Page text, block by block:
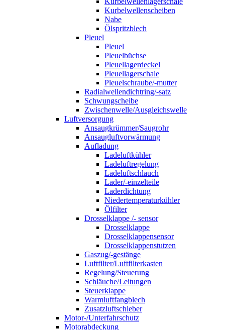
Kurbelwellenscheiben
Nabe
Ölspritzblech
Pleuel
Pleuel
Pleuelbüchse
Pleuellagerdeckel
Pleuellagerschale
Pleuelschraube/-mutter
Radialwellendichtring/-satz
Schwungscheibe
Zwischenwelle/Ausgleichswelle
Luftversorgung
Ansaugkrümmer/Saugrohr
Ansaugluftvorwärmung
Aufladung
Ladeluftkühler
Ladeluftregelung
Ladeluftschlauch
Lader/-einzelteile
Laderdichtung
Niedertemperaturkühler
Ölfilter
Drosselklappe /- sensor
Drosselklappe
Drosselklappensensor
Drosselklappenstutzen
Gaszug/-gestänge
Luftfilter/Luftfilterkasten
Regelung/Steuerung
Schläuche/Leitungen
Steuerklappe
Warmluftfangblech
Zusatzluftschieber
Motor-/Unterfahrschutz
Motorabdeckung